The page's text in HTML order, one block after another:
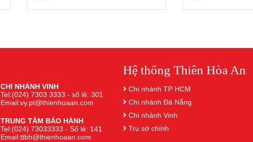
CHI NHÁNH VINH
Tel:(024) 7303 3333 - số lẻ: 301
Email:vy.pt@thienhoaan.com
TRUNG TÂM BẢO HÀNH
Tel:(024) 73033333 - Số lẻ: 141
Email:ttbh@thienhoaan.com
Hệ thống Thiên Hòa An
Chi nhánh TP HCM
Chi nhánh Đà Nẵng
Chi nhánh Vinh
Trụ sở chính